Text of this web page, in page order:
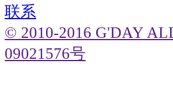
联系
© 2010-2016 G'DAY
09021576号